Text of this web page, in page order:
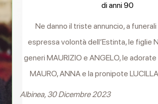
di anni 90
Ne danno il triste annuncio, a
espressa volontà dell’Estinta, le figlie
generi MAURIZIO e ANGELO, le adorate
MAURO, ANNA e la pronipote
Albinea, 30 Dicembre 2023